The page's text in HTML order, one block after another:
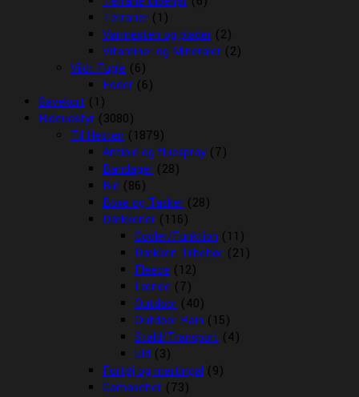
Terrarier (1)
Varmesten og plader (2)
Vitaminer og Mineraler (2)
Vildt Fugle (6)
Foder (6)
Gavekort (1)
Rideudstyr (3080)
Til Hesten (1879)
Antibid og fluespray (7)
Bandager (28)
Bid (86)
Boxe og Tasker (28)
Dækkener (116)
Cooler/Funktion (11)
Dækken Tilbehør (21)
Fleece (12)
Lænde (7)
Outdoor (40)
Outdoor Rain (15)
Stald/Transport (4)
Uld (3)
Fortøj og martingal (9)
Gamascher (73)